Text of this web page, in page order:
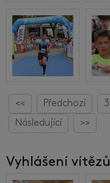
<< Předchozí 3
Následující
>>
Vyhlášení vítězů